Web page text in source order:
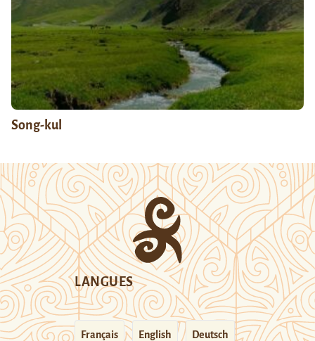
Song-kul
LANGUES
Français English Deutsch